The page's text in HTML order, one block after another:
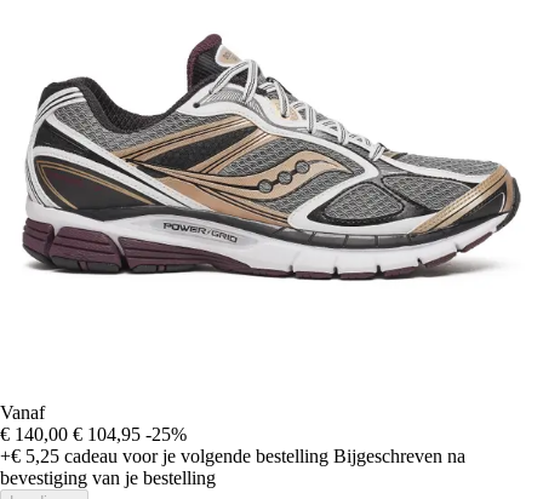
Vanaf
€ 140,00 € 104,95 -25%
+€ 5,25 cadeau voor je volgende bestelling Bijgeschreven na
bevestiging van je bestelling